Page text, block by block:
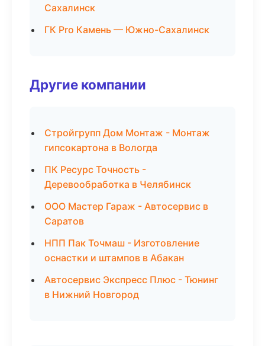
Сахалинск
ГК Pro Камень — Южно-Сахалинск
Другие компании
Стройгрупп Дом Монтаж - Монтаж
гипсокартона в Вологда
ПК Ресурс Точность -
Деревообработка в Челябинск
ООО Мастер Гараж - Автосервис в
Саратов
НПП Пак Точмаш - Изготовление
оснастки и штампов в Абакан
Автосервис Экспресс Плюс - Тюнинг
в Нижний Новгород